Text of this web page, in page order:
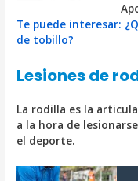
Te puede interesar:
de tobillo?
Lesiones de
La rodilla es la
a la hora de
el deporte.